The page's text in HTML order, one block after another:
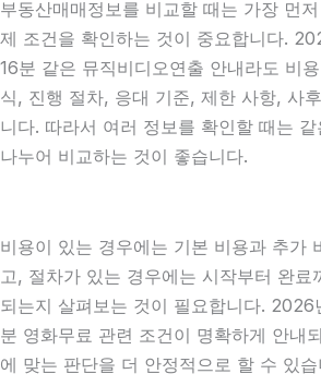
부동산매매정보를 비교할 때는 가장 먼
제 조건을 확인하는 것이 중요합니다.
16분 같은 뮤직비디오연출 안내라도 비
식, 진행 절차, 응대 기준, 제한 사항, 사
니다. 따라서 여러 정보를 확인할 때는
나누어 비교하는 것이 좋습니다.
비용이 있는 경우에는 기본 비용과 추가
고, 절차가 있는 경우에는 시작부터 완료
되는지 살펴보는 것이 필요합니다.
분 영화무료 관련 조건이 명확하게 안내
에 맞는 판단을 더 안정적으로 할 수 있습